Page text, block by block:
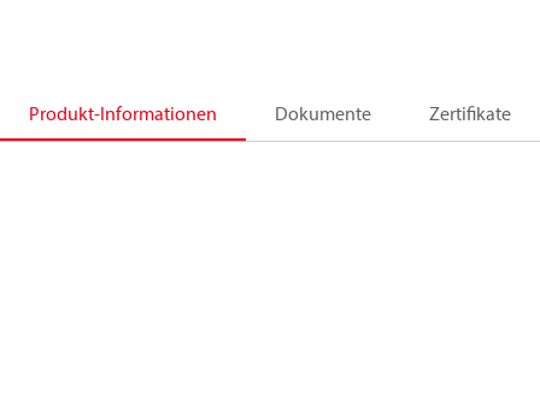
Produkt-Informationen Dokumente Zertifikate